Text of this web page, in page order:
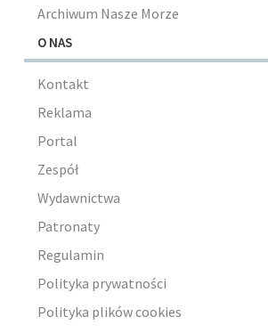
Archiwum Nasze Morze
O NAS
Kontakt
Reklama
Portal
Zespół
Wydawnictwa
Patronaty
Regulamin
Polityka prywatności
Polityka plików cookies